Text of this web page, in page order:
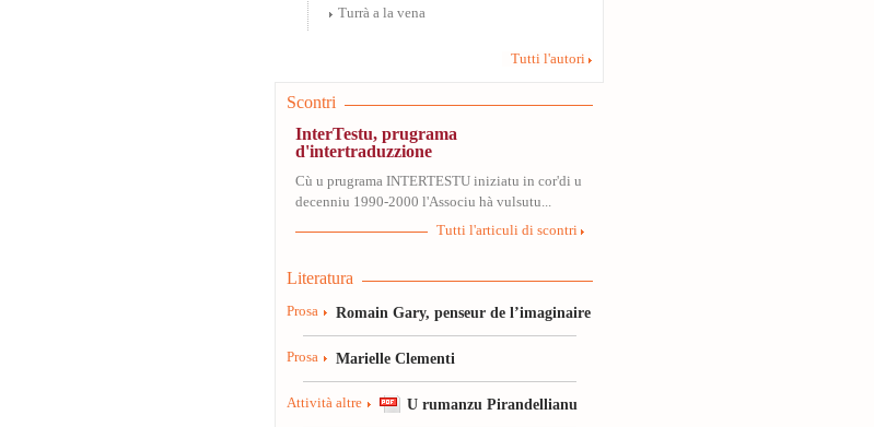
Turrà a la vena
Tutti l'autori
Scontri
InterTestu, prugrama
d'intertraduzzione
Cù u prugrama INTERTESTU iniziatu in cor'di u
decenniu 1990-2000 l'Associu hà vulsutu...
Tutti l'articuli di scontri
Literatura
Prosa Romain Gary, penseur de l’imaginaire
Prosa Marielle Clementi
Attività altre U rumanzu Pirandellianu